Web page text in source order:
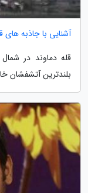
آشنایی با جاذبه های
قله دماوند در
بلندترین آتشفشان